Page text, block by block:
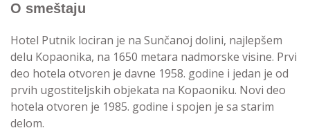
O smeštaju
Hotel Putnik lociran je na Sunčanoj dolini, najlepšem
delu Kopaonika, na 1650 metara nadmorske visine. Prvi
deo hotela otvoren je davne 1958. godine i jedan je od
prvih ugostiteljskih objekata na Kopaoniku. Novi deo
hotela otvoren je 1985. godine i spojen je sa starim
delom.